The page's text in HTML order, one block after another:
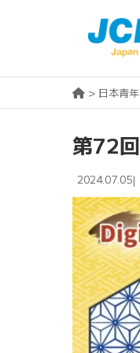
> 日本青
第72
2024.07.05|